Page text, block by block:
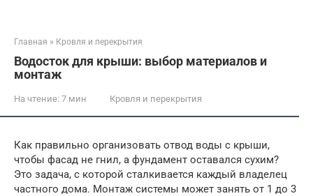
Главная » Кровля и перекрытия
Водосток для крыши: выбор материалов и
монтаж
На чтение: 7 мин Кровля и перекрытия
Как правильно организовать отвод воды с крыши,
чтобы фасад не гнил, а фундамент оставался сухим?
Это задача, с которой сталкивается каждый владелец
частного дома. Монтаж системы может занять от 1 до 3